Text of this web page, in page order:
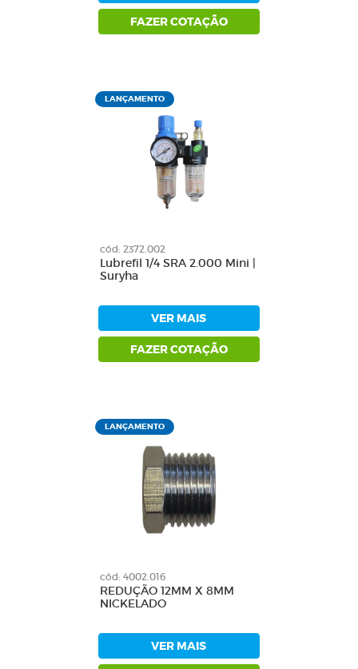
FAZER COTAÇÃO
LANÇAMENTO
cód: 2372.002
Lubrefil 1/4 SRA 2.000 Mini |
Suryha
VER MAIS
FAZER COTAÇÃO
LANÇAMENTO
cód: 4002.016
REDUÇÃO 12MM X 8MM
NICKELADO
VER MAIS